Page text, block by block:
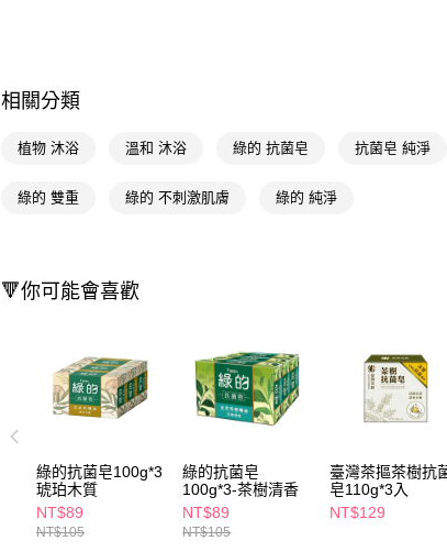
相關分類
植物 沐浴 溫和 沐浴 綠的 抗菌皂 抗菌皂 純淨
綠的 雙重 綠的 不刺激肌膚 綠的 純淨
🔻你可能會喜歡
綠的抗菌皂100g*3
琥珀木質
NT$89
NT$105
綠的抗菌皂
100g*3-茶樹清香
NT$89
NT$105
臺灣茶摳茶樹抗
皂110g*3入
NT$129